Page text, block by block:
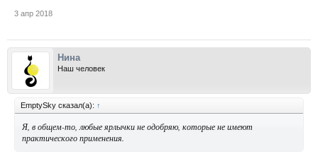
3 апр 2018
Нина
Наш человек
EmptySky сказал(а): ↑
Я, в общем-то, любые ярлычки не одобряю, которые не имеют
практического применения.